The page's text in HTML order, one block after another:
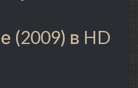
(2009) в HD